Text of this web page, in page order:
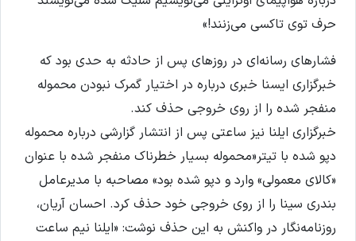
حرف توی تاکسی می‌زنند!»
فشارهای رسانه‌ای در روزهای پس از حادثه به حدی بود که
خبرگزاری ایسنا خبری درباره‌ در اختیار گمرک نبودن محموله
منفجر شده را از روی خروجی حذف کند.
خبرگزاری ایلنا نیز ساعتی پس از انتشار گزارشی درباره محموله
دپو شده با تیتر«محموله بسیار خطرناک منفجر شده با عنوان
«کالای معمولی» وارد و دپو شده بود» مصاحبه با مدیرعامل
بندری سینا را از روی خروجی خود حذف کرد. احسان آریان،
روزنامه‌نگار در واکنش به این حذف نوشت: «ایلنا نیم ساعت